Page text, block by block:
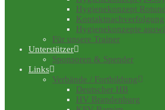
Hygienekonzept
Kontaktnachverfolgung
Hygienekonzepte
Für unsere Trainer
Unterstützer
Sponsoren & Spender
Links
Verbände / Fortbildung
Deutscher HB
HV Brandenburg